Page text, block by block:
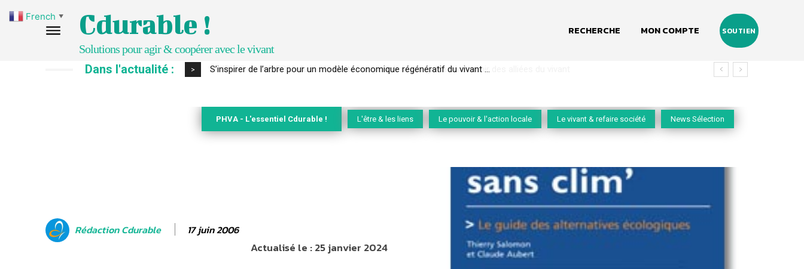
Cdurable !
Solutions pour agir & coopérer avec le vivant
RECHERCHE MON COMPTE SOUTIEN
Dans l'actualité : > IPBES : le « GIEC de la biodiversité » appelle les entreprises à devenir des alliées du vivant
PHVA - L'essentiel Cdurable ! L'être & les liens Le pouvoir & l'action locale Le vivant & refaire société News Sélection
Rédaction Cdurable 17 juin 2006
Actualisé le :25 janvier 2024
French ▼